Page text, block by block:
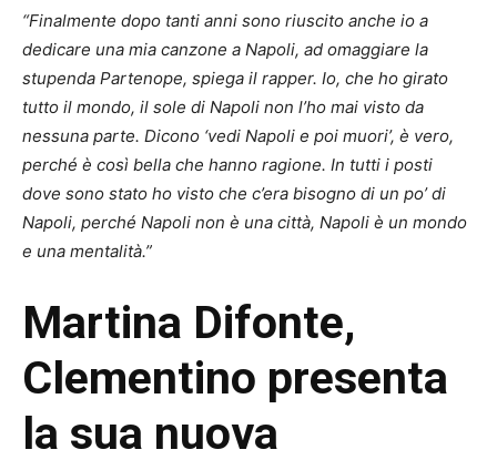
“Finalmente dopo tanti anni sono riuscito anche io a
dedicare una mia canzone a Napoli, ad omaggiare la
stupenda Partenope, spiega il rapper. Io, che ho girato
tutto il mondo, il sole di Napoli non l’ho mai visto da
nessuna parte. Dicono ‘vedi Napoli e poi muori’, è vero,
perché è così bella che hanno ragione. In tutti i posti
dove sono stato ho visto che c’era bisogno di un po’ di
Napoli, perché Napoli non è una città, Napoli è un mondo
e una mentalità.”
Martina Difonte,
Clementino presenta
la sua nuova